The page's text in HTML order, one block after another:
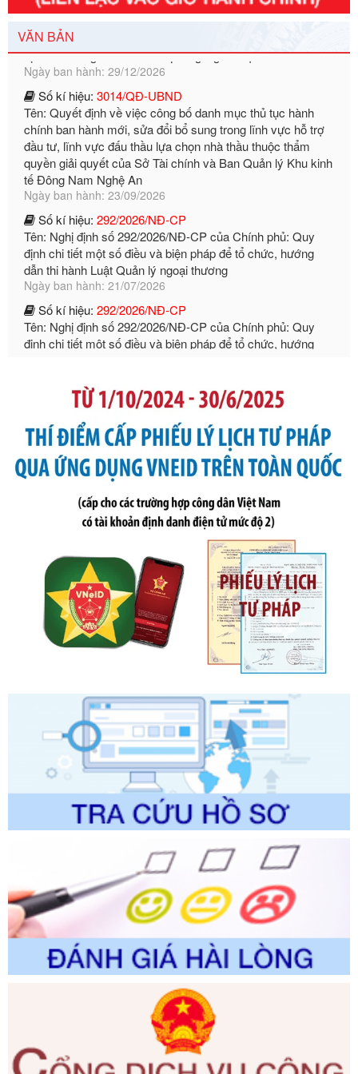
VĂN BẢN
Tên: Nghị định số 351/2025/NĐ-CP của Chính phủ: Quy
định chuẩn nghèo đa chiều quốc gia giai đoạn 2026 - 2030
Ngày ban hành: 29/12/2026
Số kí hiệu:3014/QĐ-UBND
chính ban hành mới, sửa đổi bổ sung trong lĩnh vực hỗ trợ
đầu tư, lĩnh vực đấu thầu lựa chọn nhà thầu thuộc thẩm
quyền giải quyết của Sở Tài chính và Ban Quản lý Khu kinh
tế Đông Nam Nghệ An
Ngày ban hành: 23/09/2026
Số kí hiệu:292/2026/NĐ-CP
định chi tiết một số điều và biện pháp để tổ chức, hướng
dẫn thi hành Luật Quản lý ngoại thương
Ngày ban hành: 21/07/2026
Số kí hiệu:292/2026/NĐ-CP
định chi tiết một số điều và biện pháp để tổ chức, hướng
dẫn thi hành Luật Quản lý ngoại thương
Ngày ban hành: 21/07/2026
Tên: Thông tư số 105/2026/TT-BTC của Bộ Tài chính: Bãi
bỏ Thông tư số 87/2019/TT- BТC ngày 19 tháng 12 năm
2019 của Bộ trưởng Bộ Tài chính hướng dẫn thực hiện xử
phạt vi phạm hành chính trong lĩnh vực kho bạc nhà nước
Ngày ban hành: 21/07/2026
Số kí hiệu:291/2026/NĐ-CP
Tên: Nghị định số 291/2026/NĐ-CP của Chính phủ: Sửa
đổi, bổ sung một số điều của Nghị định số 125/2020/NĐ-СР
ngày 19 tháng 10 năm 2020 của Chính phủ quy định xử
phạt vi phạm hành chính về thuế, hóa đơn được sửa đổi, bổ
sung bởi Nghị định số 102/2021/NĐ-CP
Ngày ban hành: 20/07/2026
Số kí hiệu:2303/QĐ-UBND
Tên: Quyết định công bố Danh mục thủ tục hành chính mới
ban hành, được sửa đổi, bổ sung, bị bãi bỏ và phê duyệt
Quy trình nội bộ, quy trình điện tử giải quyết thủ tục hành
chính trong một số lĩnh vực thuộc phạm vi chức năng quản
Ngày ban hành: 01/06/2026
Số kí hiệu:2304/QĐ-UBND
Tên: Quyết định công bố Danh mục thủ tục hành chính
được sửa đổi, bổ sung và phê duyệt Quy trình nội bộ, quy
trình điện tử giải quyết thủ tục hành chính trong lĩnh vực Du
lịch thuộc phạm vi chức năng quản lý của Sở Văn hóa, Thể
thao và Du lịch
Ngày ban hành: 01/06/2026
2310/QĐ-UBND
Tên: Về việc công bố Danh mục thủ tục hành chính sửa
đổi, bổ sung và phê duyệt Quy trình nội bộ, quy trình điện tử
trong giải quyết thủtục hành chính lĩnh vực biến đổi khí hậu
thuộc phạm vi giải quyết của Sở Nông nghiệp và Môi
trường
Ngày ban hành: 01/06/2026
Số kí hiệu:2300/QĐ-UBND
Tên: V/v công bố danh mục thủ tục hành chính được sửa
đổi, bổ sung và phê duyệt quy trình nội bộ, quy trình điện tử
giải quyết thủ tục hành chính trong lĩnh vực Luật sư thuộc
phạm vi chức năng quản lý của Sở Tư pháp
Ngày ban hành: 01/06/2026